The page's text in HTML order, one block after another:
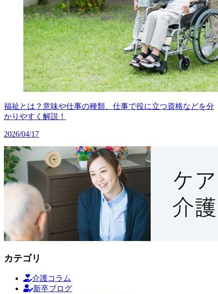
福祉とは？意味や仕事の種類、仕事で役に立つ資格などを分
かりやすく解説！
2026/04/17
カテゴリ
介護コラム
新卒ブログ